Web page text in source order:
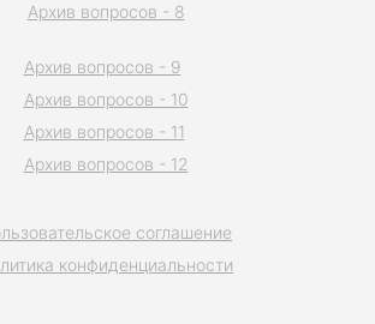
соглашение
конфиденциальности
Архив вопросов - 8
Архив вопросов - 9
Архив вопросов - 10
Архив вопросов - 11
Архив вопросов - 12